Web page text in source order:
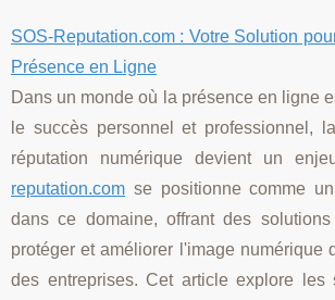
SOS-Reputation.com : Votre Solution
Présence en Ligne
Dans un monde où la présence en ligne
le succès personnel et professionnel,
réputation numérique devient un
reputation.com se positionne comme
dans ce domaine, offrant des
protéger et améliorer l'image numérique
des entreprises. Cet article explore les